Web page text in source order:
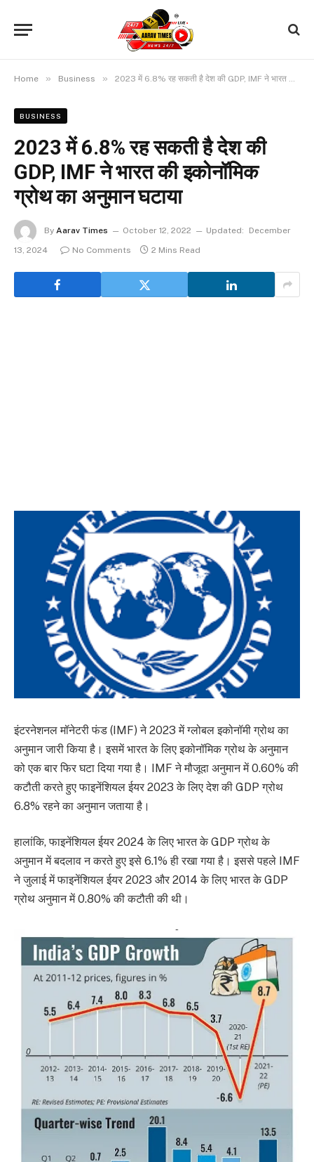
Home » Business » 2023 में 6.8% रह सकती है देश की GDP, IMF ने भारत की इकोनॉमिक ग्रोथ का अनुमान घटाया
BUSINESS
2023 में 6.8% रह सकती है देश की
GDP, IMF ने भारत की इकोनॉमिक
ग्रोथ का अनुमान घटाया
By Aarav Times October 12, 2022 Updated:
December
13, 2024
No Comments 2 Mins Read
इंटरनेशनल मॉनेटरी फंड (IMF) ने 2023 में ग्लोबल इकोनॉमी ग्रोथ का
अनुमान जारी किया है। इसमें भारत के लिए इकोनॉमिक ग्रोथ के अनुमान
को एक बार फिर घटा दिया गया है। IMF ने मौजूदा अनुमान में 0.60% की
कटौती करते हुए फाइनेंशियल ईयर 2023 के लिए देश की GDP ग्रोथ
6.8% रहने का अनुमान जताया है।
हालांकि, फाइनेंशियल ईयर 2024 के लिए भारत के GDP ग्रोथ के
अनुमान में बदलाव न करते हुए इसे 6.1% ही रखा गया है। इससे पहले IMF
ने जुलाई में फाइनेंशियल ईयर 2023 और 2014 के लिए भारत के GDP
ग्रोथ अनुमान में 0.80% की कटौती की थी।